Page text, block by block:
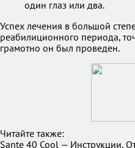
один глаз или два.
Успех лечения в большой
реабилиционного периода,
грамотно он был проведен.
Читайте также:
Sante 40 Cool — Инструкции,